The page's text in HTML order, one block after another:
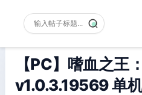
【PC】嗜血之王
v1.0.3.19569 单